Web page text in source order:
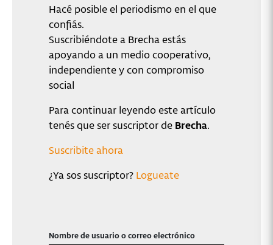
Hacé posible el periodismo en el que
confiás.
Suscribiéndote a Brecha estás
apoyando a un medio cooperativo,
independiente y con compromiso
social
Para continuar leyendo este artículo
tenés que ser suscriptor de Brecha.
Suscribite ahora
¿Ya sos suscriptor? Logueate
Nombre de usuario o correo electrónico